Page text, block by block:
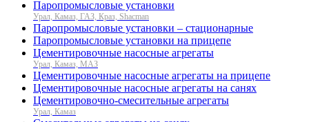
Паропромысловые установки
Урал, Камаз, ГАЗ, Краз, Shacman
Паропромысловые установки – стационарные
Паропромысловые установки на прицепе
Цементировочные насосные агрегаты
Урал, Камаз, МАЗ
Цементировочные насосные агрегаты на прицепе
Цементировочные насосные агрегаты на санях
Цементировочно-смесительные агрегаты
Урал, Камаз